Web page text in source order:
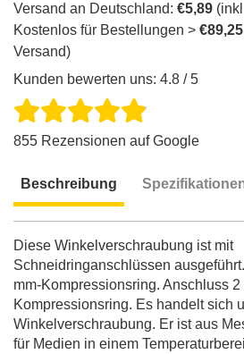
Versand an Deutschland: €5,89
Kostenlos für Bestellungen > €89,25
Versand)
Kunden bewerten uns: 4.8 / 5
855 Rezensionen auf Google
Beschreibung
Diese Winkelverschraubung ist mit
Schneidringanschlüssen
mm-Kompressionsring. Anschluss
Kompressionsring. Es handelt sich
Winkelverschraubung. Er ist aus
für Medien in einem